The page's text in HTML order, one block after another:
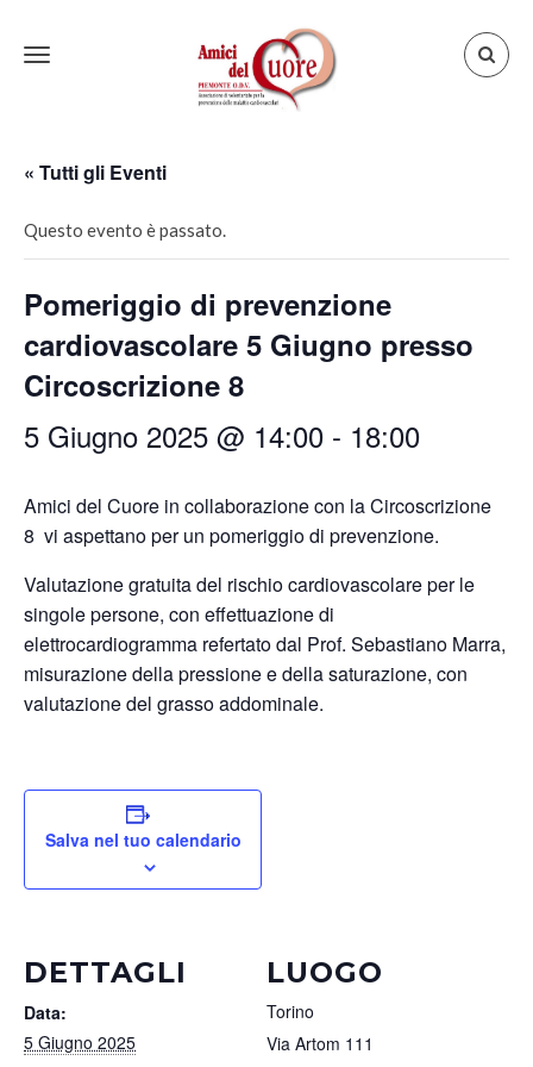
Toggle
« Tutti gli Eventi
Questo evento è passato.
Pomeriggio di prevenzione
cardiovascolare 5 Giugno presso
Circoscrizione 8
5 Giugno 2025 @ 14:00 - 18:00
Amici del Cuore in collaborazione con la Circoscrizione
8 vi aspettano per un pomeriggio di prevenzione.
Valutazione gratuita del rischio cardiovascolare per le
singole persone, con effettuazione di
elettrocardiogramma refertato dal Prof. Sebastiano Marra,
misurazione della pressione e della saturazione, con
valutazione del grasso addominale.
Salva nel tuo calendario
DETTAGLI
Data:
5 Giugno 2025
LUOGO
Torino
Via Artom 111